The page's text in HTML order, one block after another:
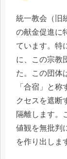
統一教会（旧
の献金促進に
ています。特
に、この宗教
た。この団体
「合宿」と
クセスを遮断
隔離します。
値観を無批判
を作り出しま